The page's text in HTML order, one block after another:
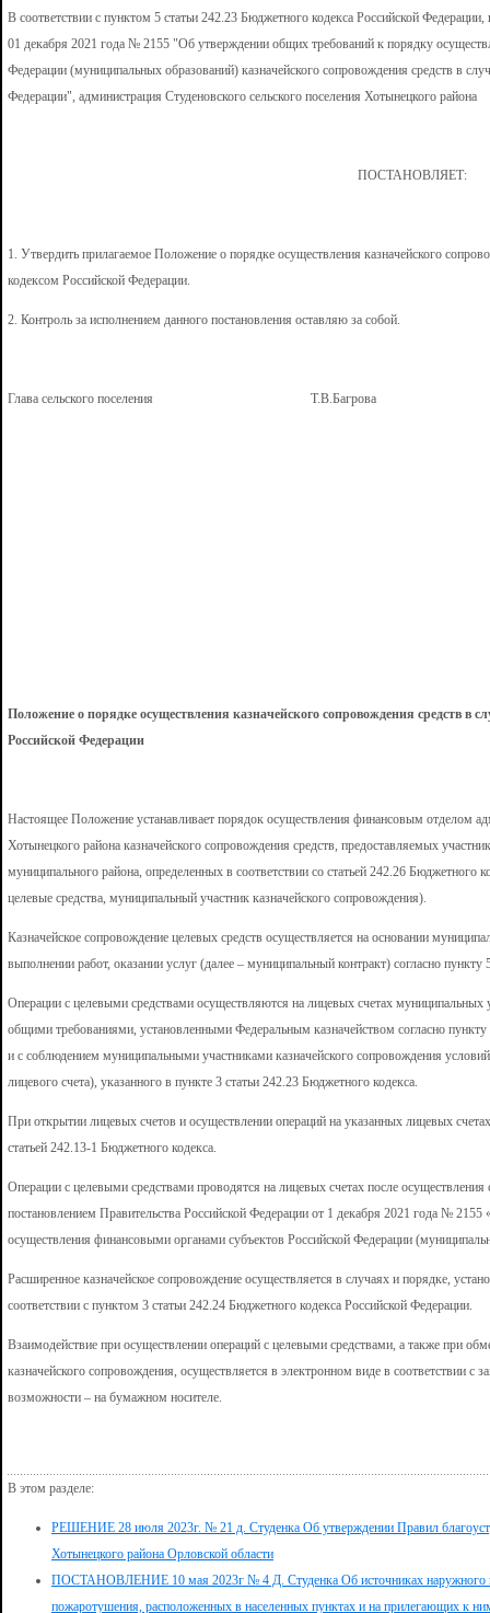
В соответствии с пунктом 5 статьи 242.23 Бюджетного кодекса Российской
01 декабря 2021 года № 2155 "Об утверждении общих требований к порядку
Федерации (муниципальных образований) казначейского сопровождения средств в
Федерации", администрация Студеновского сельского поселения Хотынецкого района
ПОСТАНОВЛЯЕТ:
1. Утвердить прилагаемое Положение о порядке осуществления казначейского
кодексом Российской Федерации.
2. Контроль за исполнением данного постановления оставляю за собой.
Глава сельского поселения Т.В.Багрова
Положение о порядке осуществления казначейского сопровождения средств в
Российской Федерации
Настоящее Положение устанавливает порядок осуществления финансовым отделом
Хотынецкого района казначейского сопровождения средств, предоставляемых
муниципального района, определенных в соответствии со статьей 242.26 Бюджетного
целевые средства, муниципальный участник казначейского сопровождения).
Казначейское сопровождение целевых средств осуществляется на основании
выполнении работ, оказании услуг (далее – муниципальный контракт) согласно пункту
Операции с целевыми средствами осуществляются на лицевых счетах муниципальных
общими требованиями, установленными Федеральным казначейством согласно пункту
и с соблюдением муниципальными участниками казначейского сопровождения
лицевого счета), указанного в пункте 3 статьи 242.23 Бюджетного кодекса.
При открытии лицевых счетов и осуществлении операций на указанных лицевых
статьей 242.13-1 Бюджетного кодекса.
Операции с целевыми средствами проводятся на лицевых счетах после
постановлением Правительства Российской Федерации от 1 декабря 2021 года №
осуществления финансовыми органами субъектов Российской Федерации
Расширенное казначейское сопровождение осуществляется в случаях и порядке,
соответствии с пунктом 3 статьи 242.24 Бюджетного кодекса Российской Федерации.
Взаимодействие при осуществлении операций с целевыми средствами, а также при
казначейского сопровождения, осуществляется в электронном виде в соответствии с
возможности – на бумажном носителе.
В этом разделе:
РЕШЕНИЕ 28 июля 2023г. № 21 д. Студенка Об утверждении Правил
Хотынецкого района Орловской области
ПОСТАНОВЛЕНИЕ 10 мая 2023г № 4 Д. Студенка Об источниках наружного
пожаротушения, расположенных в населенных пунктах и на прилегающих к